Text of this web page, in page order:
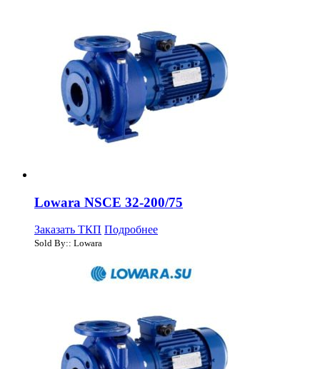
Lowara NSCE 32-200/75
Заказать ТКП Подробнее
Sold By:: Lowara